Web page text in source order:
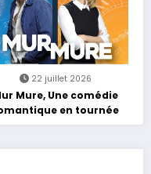
22 juillet 2026
Mure, Une comédie
en tournée